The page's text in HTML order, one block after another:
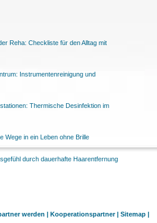
Reha: Checkliste für den Alltag mit
Instrumentenreinigung und
Thermische Desinfektion im
Wege in ein Leben ohne Brille
durch dauerhafte Haarentfernung
werden | Kooperationspartner | Sitemap |